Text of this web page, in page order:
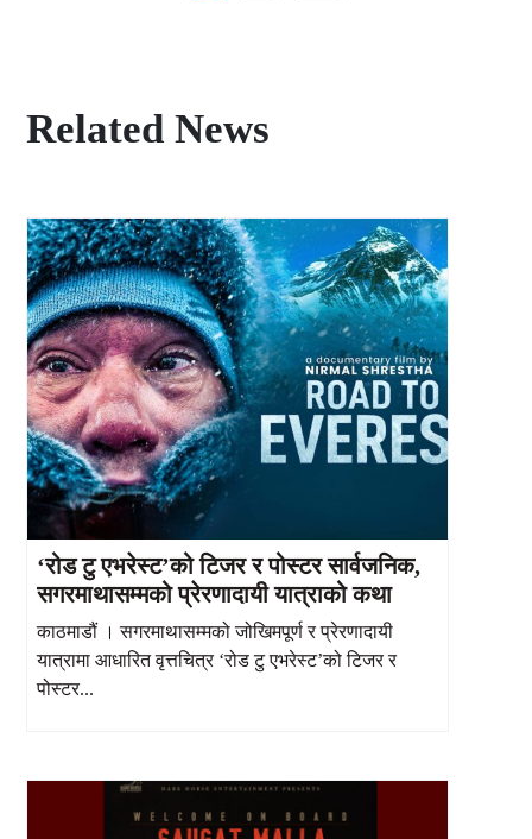
Related News
‘रोड टु एभरेस्ट’को टिजर र पोस्टर सार्वजनिक,
सगरमाथासम्मको प्रेरणादायी यात्राको कथा
काठमाडौं । सगरमाथासम्मको जोखिमपूर्ण र प्रेरणादायी
यात्रामा आधारित वृत्तचित्र ‘रोड टु एभरेस्ट’को टिजर र
पोस्टर...